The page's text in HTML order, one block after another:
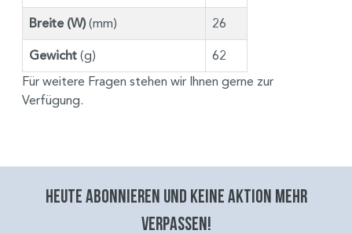
Breite (W)(mm) 26
Gewicht (g)
62
Für weitere Fragen stehen wir Ihnen gerne zur
Verfügung.
Heute abonnieren und keine aktion mehr
verpassen!